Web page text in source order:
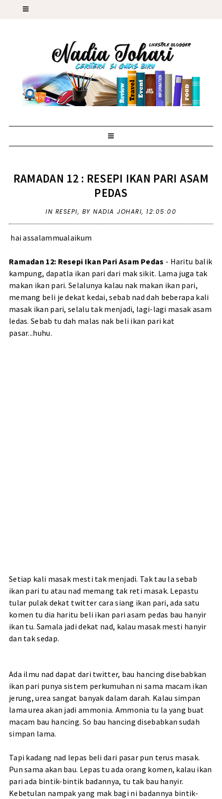
RAMADAN 12 : RESEPI IKAN PARI ASAM
PEDAS
IN RESEPI, BY NADIA JOHARI, 12:05:00
hai assalammualaikum
Ramadan 12: Resepi Ikan Pari Asam Pedas - Haritu balik
kampung, dapatla ikan pari dari mak sikit. Lama juga tak
makan ikan pari. Selalunya kalau nak makan ikan pari,
memang beli je dekat kedai, sebab nad dah beberapa kali
masak ikan pari, selalu tak menjadi, lagi-lagi masak asam
ledas. Sebab tu dah malas nak beli ikan pari kat
pasar...huhu.
Setiap kali masak mesti tak menjadi. Tak tau la sebab
ikan pari tu atau nad memang tak reti masak. Lepastu
tular pulak dekat twitter cara siang ikan pari, ada satu
komen tu dia haritu beli ikan pari asam pedas bau hanyir
ikan tu. Samala jadi dekat nad, kalau masak mesti hanyir
dan tak sedap.
Ada ilmu nad dapat dari twitter, bau hancing disebabkan
ikan pari punya sistem perkumuhan ni sama macam ikan
jerung, urea sangat banyak dalam darah. Kalau simpan
lama urea akan jadi ammonia. Ammonia tu la yang buat
macam bau hancing. So bau hancing disebabkan sudah
simpan lama.
Tapi kadang nad lepas beli dari pasar pun terus masak.
Pun sama akan bau. Lepas tu ada orang komen, kalau ikan
pari ada bintik-bintik badannya, tu tak bau hanyir.
Kebetulan nampak yang mak bagi ni badannya bintik-